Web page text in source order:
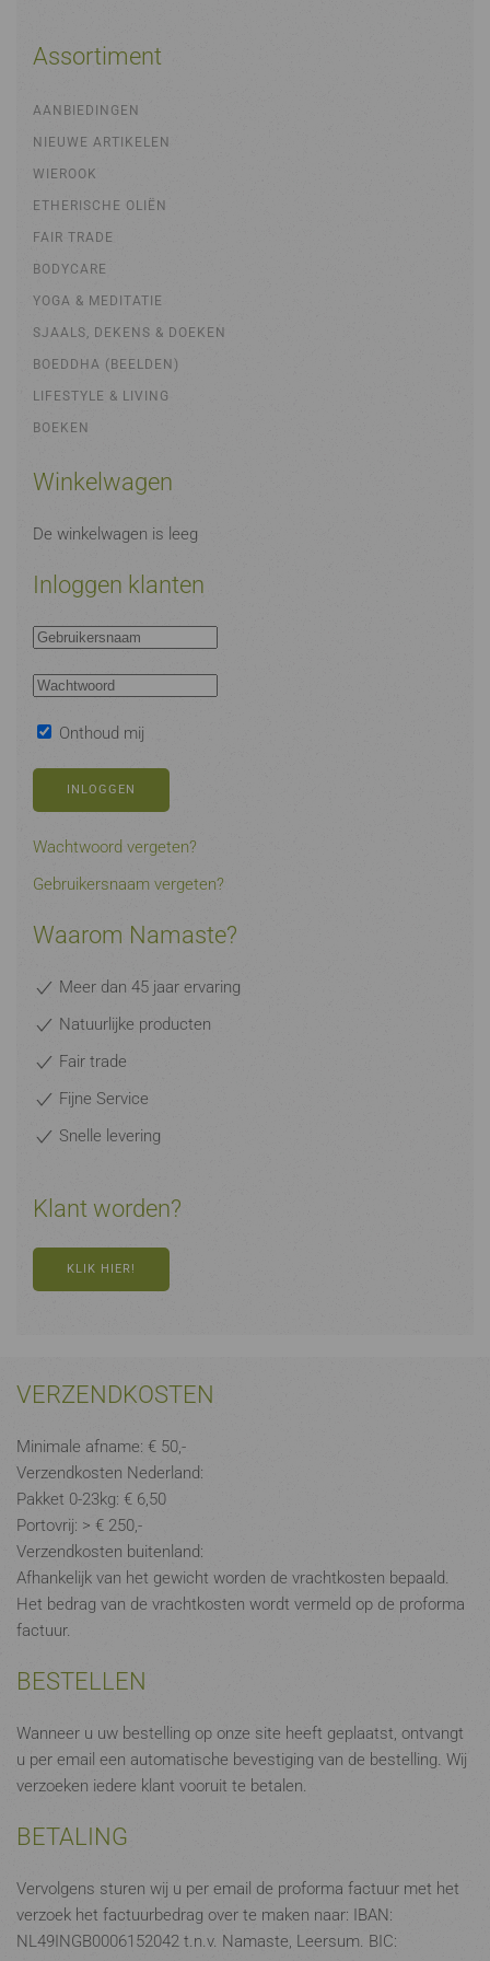
Assortiment
AANBIEDINGEN
NIEUWE ARTIKELEN
WIEROOK
ETHERISCHE OLIËN
FAIR TRADE
BODYCARE
YOGA & MEDITATIE
SJAALS, DEKENS & DOEKEN
BOEDDHA (BEELDEN)
LIFESTYLE & LIVING
BOEKEN
Winkelwagen
De winkelwagen is leeg
Inloggen klanten
Onthoud mij
INLOGGEN
Wachtwoord vergeten?
Gebruikersnaam vergeten?
Waarom Namaste?
Meer dan 45 jaar ervaring
Natuurlijke producten
Fair trade
Fijne Service
Snelle levering
Klant worden?
KLIK HIER!
VERZENDKOSTEN
Minimale afname: € 50,-
Verzendkosten Nederland:
Pakket 0-23kg: € 6,50
Portovrij: > € 250,-
Verzendkosten buitenland:
Afhankelijk van het gewicht worden de vrachtkosten bepaald.
Het bedrag van de vrachtkosten wordt vermeld op de proforma
factuur.
BESTELLEN
Wanneer u uw bestelling op onze site heeft geplaatst, ontvangt
u per email een automatische bevestiging van de bestelling. Wij
verzoeken iedere klant vooruit te betalen.
BETALING
Vervolgens sturen wij u per email de proforma factuur met het
verzoek het factuurbedrag over te maken naar: IBAN:
NL49INGB0006152042 t.n.v. Namaste, Leersum. BIC: